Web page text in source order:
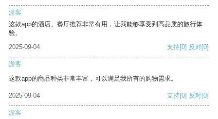
游客
这款app的酒店、餐厅推荐非常有用，让我能够享受到高品质的旅行体
验。
2025-09-04
支持[0] 反对[0]
游客
这款app的商品种类非常丰富，可以满足我所有的购物需求。
2025-09-04 支持[0] 反对[0]
游客